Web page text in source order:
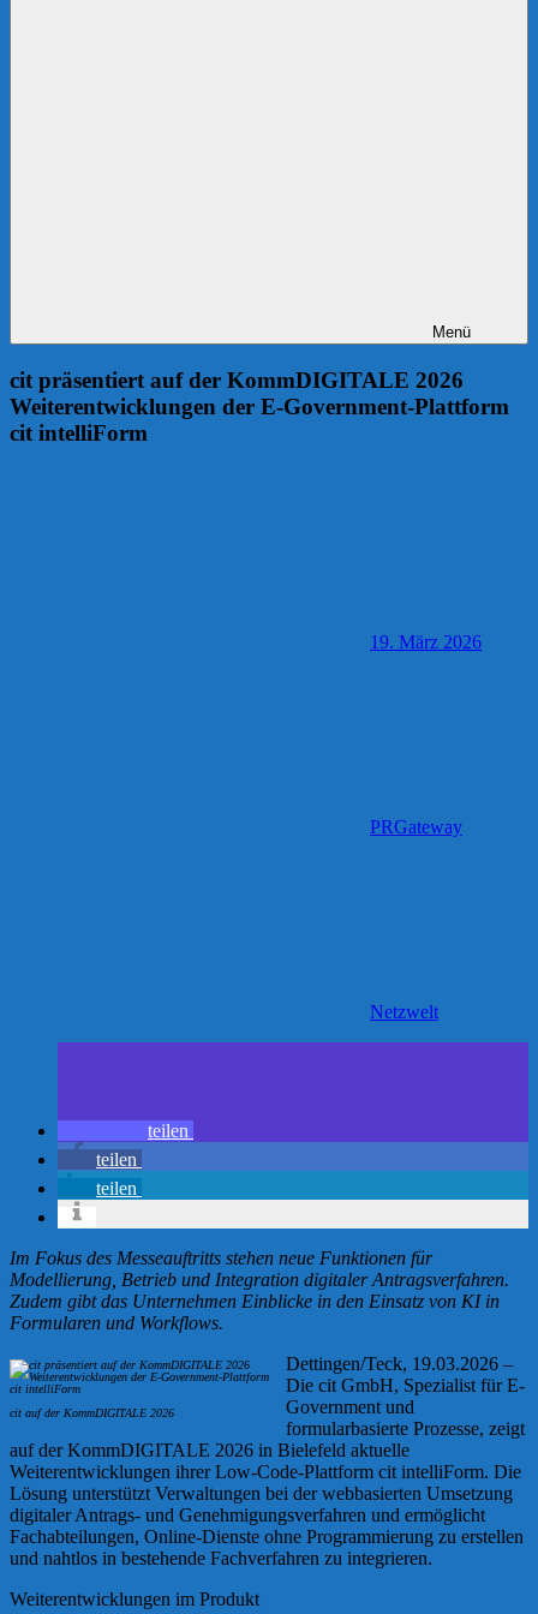
Menü
cit präsentiert auf der KommDIGITALE 2026
Weiterentwicklungen der E-Government-Plattform
cit intelliForm
19. März 2026
PRGateway
Netzwelt
teilen
teilen
teilen
Im Fokus des Messeauftritts stehen neue Funktionen für
Modellierung, Betrieb und Integration digitaler Antragsverfahren.
Zudem gibt das Unternehmen Einblicke in den Einsatz von KI in
Formularen und Workflows.
cit auf der KommDIGITALE 2026
Dettingen/Teck, 19.03.2026 –
Die cit GmbH, Spezialist für E-
Government und
formularbasierte Prozesse, zeigt
auf der KommDIGITALE 2026 in Bielefeld aktuelle
Weiterentwicklungen ihrer Low-Code-Plattform cit intelliForm. Die
Lösung unterstützt Verwaltungen bei der webbasierten Umsetzung
digitaler Antrags- und Genehmigungsverfahren und ermöglicht
Fachabteilungen, Online-Dienste ohne Programmierung zu erstellen
und nahtlos in bestehende Fachverfahren zu integrieren.
Weiterentwicklungen im Produkt